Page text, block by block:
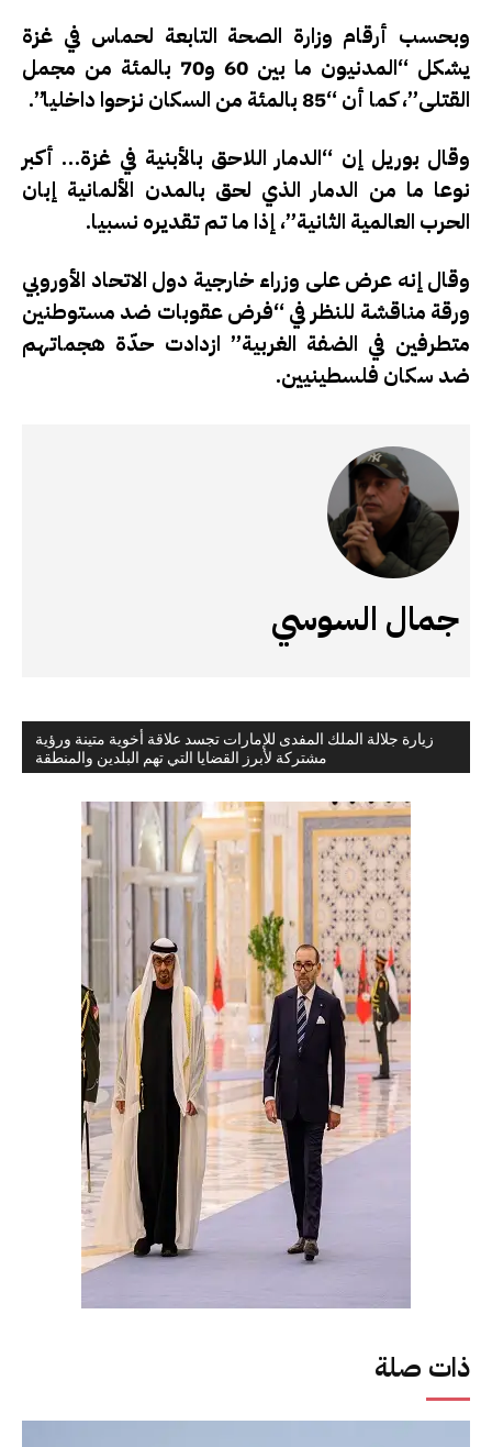
زيارة جلالة الملك المفدى للإمارات تجسد علاقة أخوية متينة ورؤية
مشتركة لأبرز القضايا التي تهم البلدين والمنطقة
ذات صلة
وبحسب أرقام وزارة الصحة التابعة لحماس في غزة
يشكل “المدنيون ما بين 60 و70 بالمئة من مجمل
القتلى”، كما أن “85 بالمئة من السكان نزحوا داخليا”.
وقال بوريل إن “الدمار اللاحق بالأبنية في غزة… أكبر
نوعا ما من الدمار الذي لحق بالمدن الألمانية إبان
الحرب العالمية الثانية”، إذا ما تم تقديره نسبيا.
وقال إنه عرض على وزراء خارجية دول الاتحاد الأوروبي
ورقة مناقشة للنظر في “فرض عقوبات ضد مستوطنين
متطرفين في الضفة الغربية” ازدادت حدّة هجماتهم
ضد سكان فلسطينيين.
جمال السوسي